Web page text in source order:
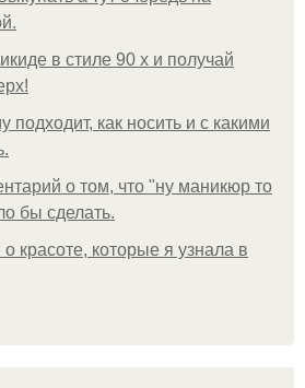
в стиле 90 х и получай
подходит, как носить и с какими
о том, что "ну маникюр то
бы сделать.
красоте, которые я узнала в